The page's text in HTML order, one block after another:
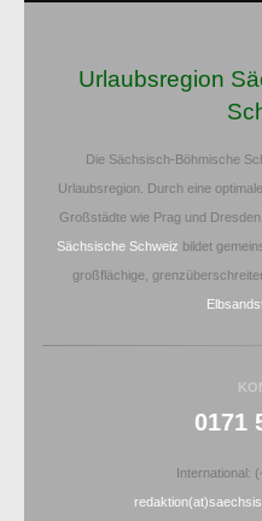
Urlaubsregion
Die Sächsisch-Böhmische
Urlaubsregion. Durch eine
Großstädte wie Prag und
Sächsische Schweiz bildet
großflächige,
0171
International: